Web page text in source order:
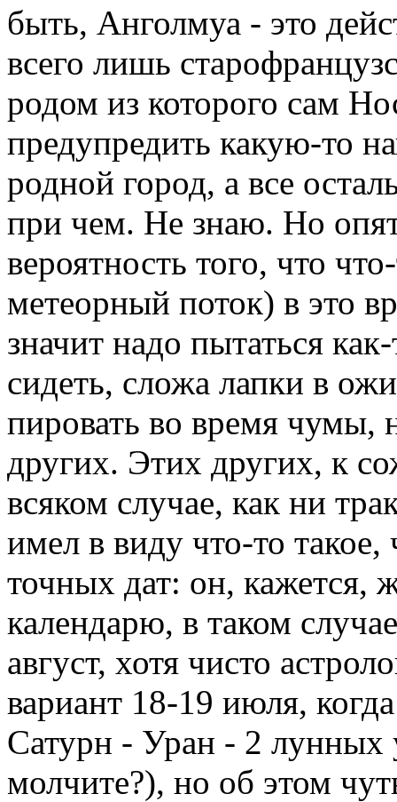
быть, Анголмуа - это
всего лишь
родом из которого сам
предупредить какую-то
родной город, а все
при чем. Не знаю. Но
вероятность того, что
метеорный поток) в это
значит надо пытаться
сидеть, сложа лапки в
пировать во время чумы,
других. Этих других, к
всяком случае, как ни
имел в виду что-то
точных дат: он,
календарю, в таком
август, хотя чисто
вариант 18-19 июля,
Сатурн - Уран - 2 лунных
молчите?), но об этом